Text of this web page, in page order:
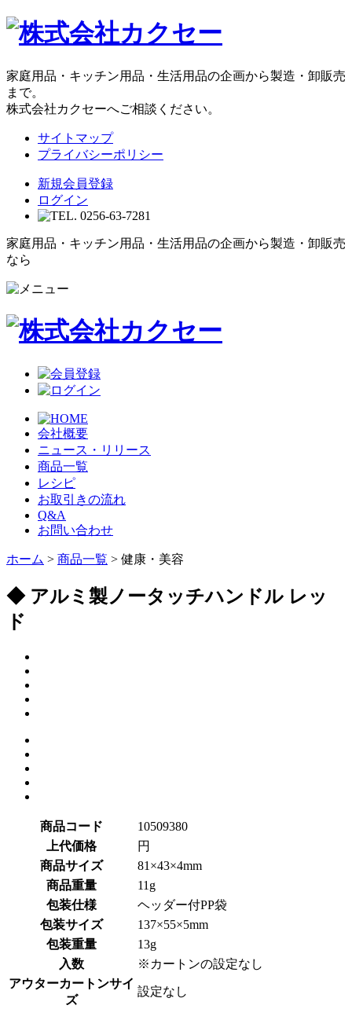
家庭用品・キッチン用品・生活用品の企画から製造・卸販売
まで。
株式会社カクセーへご相談ください。
サイトマップ
プライバシーポリシー
新規会員登録
ログイン
家庭用品・キッチン用品・生活用品の企画から製造・卸販売
なら
会社概要
ニュース・リリース
商品一覧
レシピ
お取引きの流れ
Q&A
お問い合わせ
ホーム > 商品一覧 > 健康・美容
◆ アルミ製ノータッチハンドル レッ
ド
商品コード
10509380
上代価格
円
商品サイズ
81×43×4mm
商品重量
11g
包装仕様
ヘッダー付PP袋
包装サイズ
137×55×5mm
包装重量
13g
入数
※カートンの設定なし
アウターカートンサイ
ズ
設定なし